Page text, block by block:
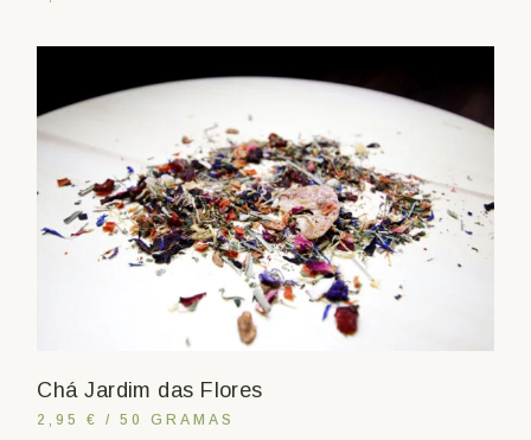
Chá Jardim das Flores
2,95 € / 50 GRAMAS